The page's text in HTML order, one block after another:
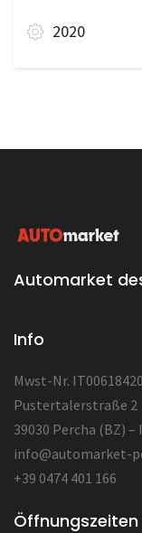
2020
Automarket
Info
Mwst-Nr.
Pustertalerstraße 2
39030 Percha (BZ)
info@automarket-
+39 0474 401 166